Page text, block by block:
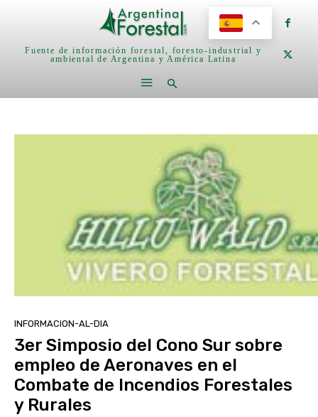
Fuente de información forestal, foresto-industrial y
ambiental de Argentina y América Latina
INFORMACION-AL-DIA
3er Simposio del Cono Sur sobre
empleo de Aeronaves en el
Combate de Incendios Forestales
y Rurales